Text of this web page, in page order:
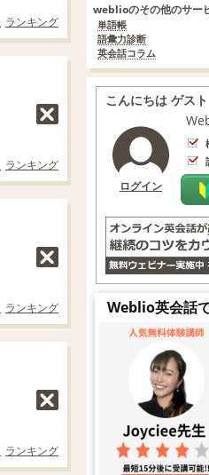
ランキング
ランキング
ランキング
ランキング
weblioのその他のサー
単語帳
語彙力診断
英会話コラム
こんにちは ゲス
ログイン
Weblio英会話